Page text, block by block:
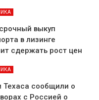
выкуп
в лизинге
сдержать рост цен
Техаса сообщили о
с Россией о